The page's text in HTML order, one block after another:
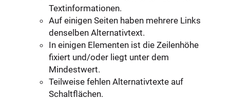
Textinformationen.
Auf einigen Seiten haben mehrere Links
denselben Alternativtext.
In einigen Elementen ist die Zeilenhöhe
fixiert und/oder liegt unter dem
Mindestwert.
Teilweise fehlen Alternativtexte auf
Schaltflächen.